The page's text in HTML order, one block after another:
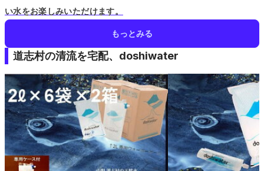
い水をお楽しみいただけます。
もっとみる
道志村の清流を宅配、doshiwater